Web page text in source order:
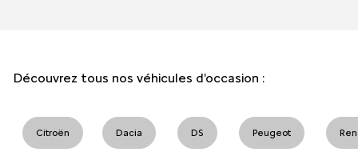
Découvrez tous nos véhicules d'occasion :
Citroën Dacia DS Peugeot